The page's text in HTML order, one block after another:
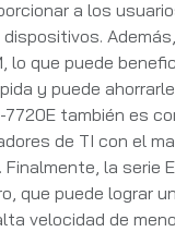
a los
lo que puede
y puede
7720E también es
de TI con el
la serie
que puede lograr
velocidad de